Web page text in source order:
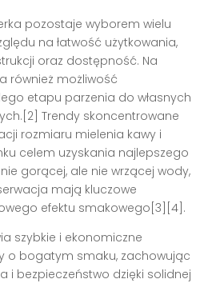
pozostaje wyborem wielu
na łatwość użytkowania,
oraz dostępność. Na
również możliwość
etapu parzenia do własnych
Trendy skoncentrowane
rozmiaru mielenia kawy i
celem uzyskania najlepszego
gorącej, ale nie wrzącej wody,
mają kluczowe
efektu smakowego[3][4].
szybkie i ekonomiczne
o bogatym smaku, zachowując
i bezpieczeństwo dzięki solidnej